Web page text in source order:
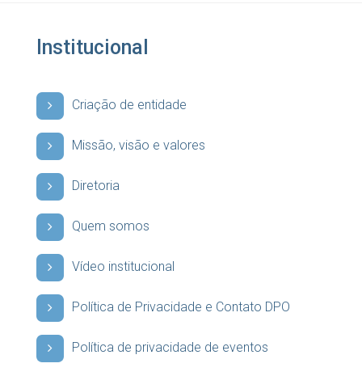
Institucional
Criação de entidade
Missão, visão e valores
Diretoria
Quem somos
Vídeo institucional
Política de Privacidade e Contato DPO
Política de privacidade de eventos